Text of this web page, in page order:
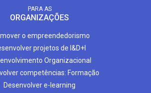
PARA AS
ORGANIZAÇÕES
o empreendedorismo
projetos de I&D+I
Organizacional
competências: Formação
Desenvolver e-learning